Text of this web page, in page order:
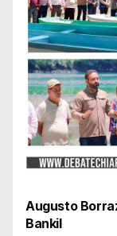
Augusto
Bankil